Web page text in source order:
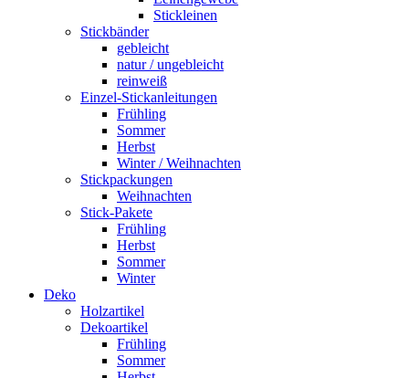
Stickleinen
Stickbänder
gebleicht
natur / ungebleicht
reinweiß
Einzel-Stickanleitungen
Frühling
Sommer
Herbst
Winter / Weihnachten
Stickpackungen
Weihnachten
Stick-Pakete
Frühling
Herbst
Sommer
Winter
Deko
Holzartikel
Dekoartikel
Frühling
Sommer